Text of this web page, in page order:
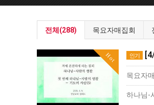
전체(288) 목요자매집회
Hot 인기
목요자